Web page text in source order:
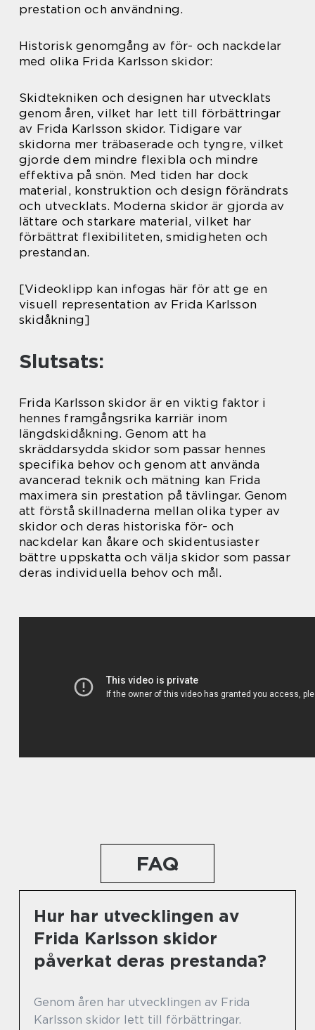
prestation och användning.
Historisk genomgång av för- och nackdelar
med olika Frida Karlsson skidor:
Skidtekniken och designen har utvecklats
genom åren, vilket har lett till förbättringar
av Frida Karlsson skidor. Tidigare var
skidorna mer träbaserade och tyngre, vilket
gjorde dem mindre flexibla och mindre
effektiva på snön. Med tiden har dock
material, konstruktion och design förändrats
och utvecklats. Moderna skidor är gjorda av
lättare och starkare material, vilket har
förbättrat flexibiliteten, smidigheten och
prestandan.
[Videoklipp kan infogas här för att ge en
visuell representation av Frida Karlsson
skidåkning]
Slutsats:
Frida Karlsson skidor är en viktig faktor i
hennes framgångsrika karriär inom
längdskidåkning. Genom att ha
skräddarsydda skidor som passar hennes
specifika behov och genom att använda
avancerad teknik och mätning kan Frida
maximera sin prestation på tävlingar. Genom
att förstå skillnaderna mellan olika typer av
skidor och deras historiska för- och
nackdelar kan åkare och skidentusiaster
bättre uppskatta och välja skidor som passar
deras individuella behov och mål.
FAQ
Hur har utvecklingen av
Frida Karlsson skidor
påverkat deras prestanda?
Genom åren har utvecklingen av Frida
Karlsson skidor lett till förbättringar.